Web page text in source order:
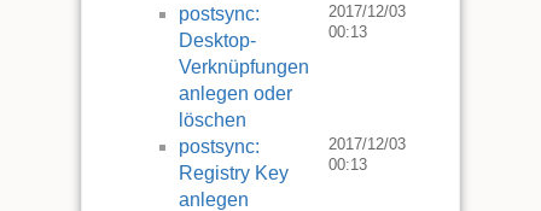
postsync:
Desktop-
Verknüpfungen
anlegen oder
löschen
2017/12/03
00:13
postsync:
Registry Key
anlegen
2017/12/03
00:13